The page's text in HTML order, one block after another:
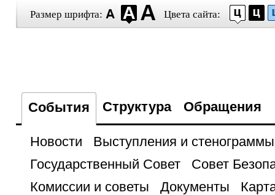
Размер шрифта: Цвета сайта:
События Структура Обращения
Новости
Выступления и стенограммы
Государственный Совет
Совет
Комиссии и советы
Документы